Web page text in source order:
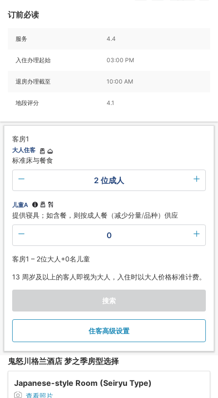
订前必读
服务 4.4
入住办理起始 03:00 PM
退房办理截至 10:00 AM
地段评分 4.1
客房1
大人住客
标准床与餐食
2 位成人
儿童A
提供寝具；如含餐，则按成人餐（减少分量/品种）供应
0
客房1 – 2位大人+0名儿童
13 周岁及以上的客人即视为大人，入住时以大人价格标准计费。
搜索
住客高级设置
鬼怒川格兰酒店 梦之季房型选择
Japanese-style Room (Seiryu Type)
查看照片